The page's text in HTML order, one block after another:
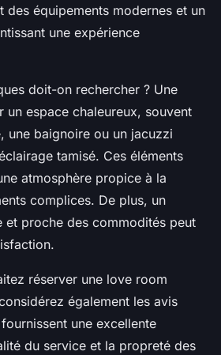
des équipements modernes et un
une expérience
doit-on rechercher ? Une
espace chaleureux, souvent
une baignoire ou un jacuzzi
tamisé. Ces éléments
atmosphère propice à la
complices. De plus, un
et proche des commodités peut
réserver une love room
également les avis
une excellente
du service et la propreté des